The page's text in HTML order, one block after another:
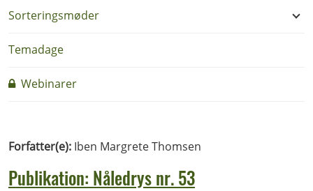
Sorteringsmøder
Temadage
Webinarer
Forfatter(e): Iben Margrete Thomsen
Publikation: Nåledrys nr. 53